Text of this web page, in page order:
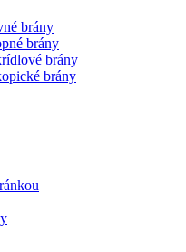
brány
brány
brány
brány